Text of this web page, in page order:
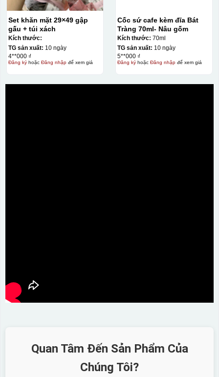
Set khăn mặt 29×49 gập
gấu + túi xách
Kích thước:
TG sản xuất: 10 ngày
4**000 ₫
Đăng kýhoặc Đăng nhậpđể xem giá
Cốc sứ cafe kèm đĩa Bát
Tràng 70ml- Nâu gốm
Kích thước: 70ml
TG sản xuất: 10 ngày
5**000 ₫
Đăng kýhoặc Đăng nhậpđể xem giá
Quan Tâm Đến Sản Phẩm Của
Chúng Tôi?